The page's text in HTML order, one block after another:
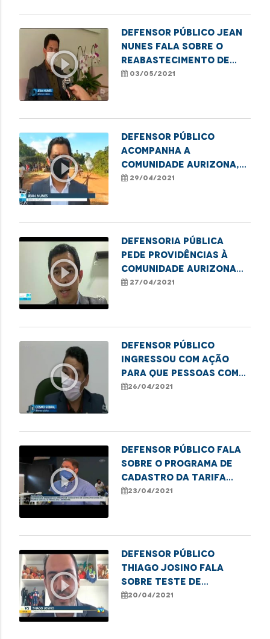
play_circle_outline
Defensor Público Jean
Nunes fala sobre o
reabastecimento de
água da comunidade
03/05/2021
play_circle_outline
Defensor público
acompanha a
comunidade Aurizona,
após rompimento de
29/04/2021
play_circle_outline
Defensoria Pública
pede providências à
Comunidade Aurizona
em Godofredo Viana
27/04/2021
play_circle_outline
Defensor Público
ingressou com ação
para que pessoas com
deficiência possam ser
26/04/2021
play_circle_outline
Defensor Público fala
sobre o programa de
cadastro da tarifa
social de energia
23/04/2021
play_circle_outline
Defensor público
Thiago Josino fala
sobre teste de
paternidade em
20/04/2021